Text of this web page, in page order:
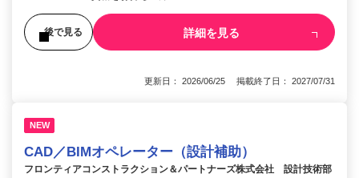
後で見る 詳細を見る
更新日： 2026/06/25 掲載終了日： 2027/07/31
NEW
CAD／BIMオペレーター（設計補助）
フロンティアコンストラクション＆パートナーズ株式会社 設計技術部